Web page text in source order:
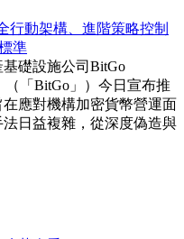
行動架構、進階策略控制
準
礎設施公司BitGo
（「BitGo」）今日宣布推
應對機構加密貨幣營運面
日益複雜，從深度偽造與